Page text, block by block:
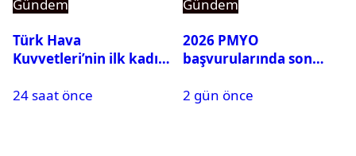
Gündem
Türk Hava
Kuvvetleri’nin ilk kadın
Karapınar hakkında
24 saat önce
Gündem
2026 PMYO
başvurularında son
2 gün önce